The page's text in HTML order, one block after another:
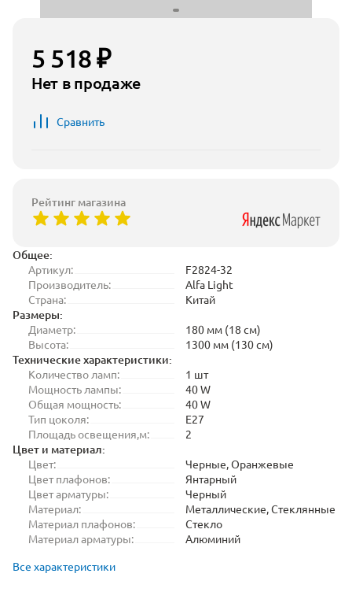
Общее:
Артикул:
F2824-32
Производитель:
Alfa Light
Страна:
Китай
Размеры:
Диаметр:
180 мм (18 см)
Высота:
1300 мм (130 см)
Технические характеристики:
Количество ламп:
1 шт
Мощность лампы:
40 W
Общая мощность:
40 W
Тип цоколя:
E27
Площадь освещения,м:
2
Цвет и материал:
Цвет:
Черные, Оранжевые
Цвет плафонов:
Янтарный
Цвет арматуры:
Черный
Материал:
Металлические, Стеклянные
Материал плафонов:
Стекло
Материал арматуры:
Алюминий
Все характеристики
5 518 ₽
Нет в продаже
Сравнить
Рейтинг магазина